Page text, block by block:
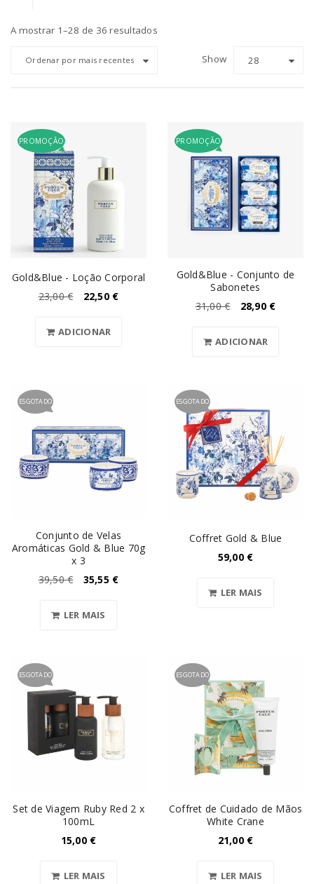
A mostrar 1–28 de 36 resultados
Ordenar por mais recentes Show 28
PROMOÇÃO
Gold&Blue - Loção Corporal
23,00€ 22,50 €
ADICIONAR
PROMOÇÃO
Gold&Blue - Conjunto de
Sabonetes
31,00€ 28,90 €
ADICIONAR
ESGOTADO
Conjunto de Velas
Aromáticas Gold & Blue 70g
x 3
39,50€ 35,55 €
LER MAIS
ESGOTADO
Coffret Gold & Blue
59,00 €
LER MAIS
ESGOTADO
Set de Viagem Ruby Red 2 x
100mL
15,00 €
LER MAIS
ESGOTADO
Coffret de Cuidado de Mãos
White Crane
21,00 €
LER MAIS